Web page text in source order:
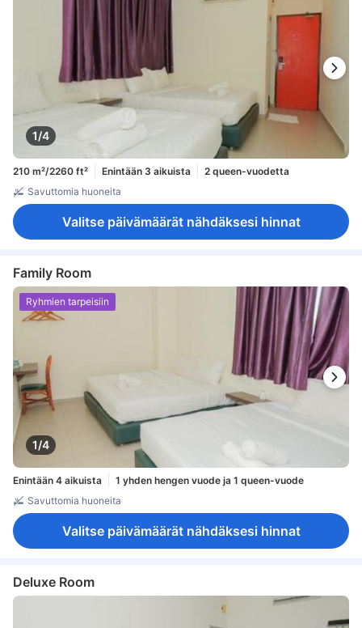
1/4
210 m²/2260 ft² Enintään 3 aikuista
2 queen-vuodetta
Savuttomia huoneita
Valitse päivämäärät nähdäksesi hinnat
Family Room
1/4
Ryhmien tarpeisiin
Enintään 4 aikuista
1 yhden hengen vuode ja 1 queen-vuode
Savuttomia huoneita
Valitse päivämäärät nähdäksesi hinnat
Deluxe Room